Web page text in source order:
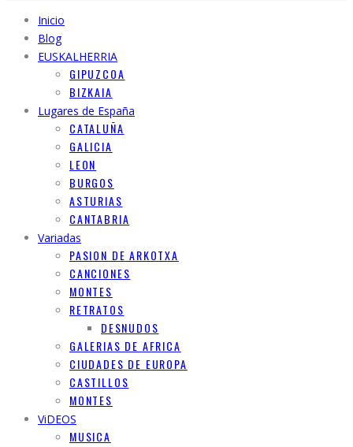
Inicio
Blog
EUSKALHERRIA
GIPUZCOA
BIZKAIA
Lugares de España
CATALUÑA
GALICIA
LEON
BURGOS
ASTURIAS
CANTABRIA
Variadas
PASION DE ARKOTXA
CANCIONES
MONTES
RETRATOS
DESNUDOS
GALERIAS DE AFRICA
CIUDADES DE EUROPA
CASTILLOS
MONTES
ViDEOS
MUSICA